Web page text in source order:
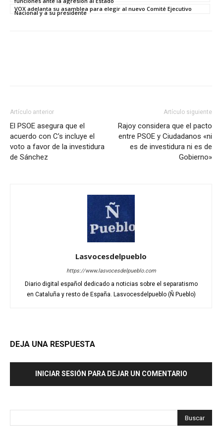
VOX adelanta su asamblea para elegir al nuevo Comité Ejecutivo
Nacional y a su presidente
Artículo anterior
El PSOE asegura que el
acuerdo con C’s incluye el
voto a favor de la investidura
de Sánchez
Artículo siguiente
Rajoy considera que el pacto
entre PSOE y Ciudadanos «ni
es de investidura ni es de
Gobierno»
Lasvocesdelpueblo
https://www.lasvocesdelpueblo.com
Diario digital español dedicado a noticias sobre el separatismo
en Cataluña y resto de España. Lasvocesdelpueblo (Ñ Pueblo)
DEJA UNA RESPUESTA
INICIAR SESIÓN PARA DEJAR UN COMENTARIO